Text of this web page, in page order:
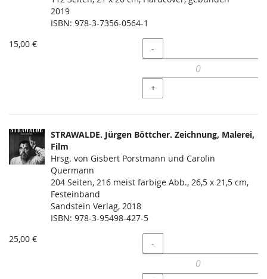
2019
ISBN: 978-3-7356-0564-1
15,00 €
Menge
-
+
STRAWALDE. Jürgen Böttcher. Zeichnung, Malerei,
Film
Hrsg. von Gisbert Porstmann und Carolin
Quermann
204 Seiten, 216 meist farbige Abb., 26,5 x 21,5 cm,
Festeinband
Sandstein Verlag, 2018
ISBN: 978-3-95498-427-5
25,00 €
Menge
-